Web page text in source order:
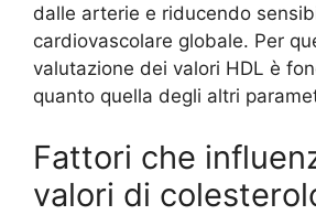
dalle arterie e riducendo
cardiovascolare globale. Per
valutazione dei valori HDL è
quanto quella degli altri
Fattori che
valori di